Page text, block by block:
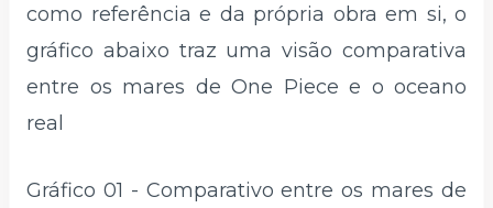
como referência e da própria obra em si, o
gráfico abaixo traz uma visão comparativa
entre os mares de One Piece e o oceano
real
Gráfico 01 - Comparativo entre os mares de